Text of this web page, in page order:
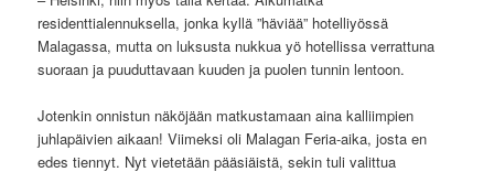
residenttialennuksella, jonka kyllä ”häviää” hotelliyössä
Malagassa, mutta on luksusta nukkua yö hotellissa verrattuna
suoraan ja puuduttavaan kuuden ja puolen tunnin lentoon.
Jotenkin onnistun näköjään matkustamaan aina kalliimpien
juhlapäivien aikaan! Viimeksi oli Malagan Feria-aika, josta en
edes tiennyt. Nyt vietetään pääsiäistä, sekin tuli valittua